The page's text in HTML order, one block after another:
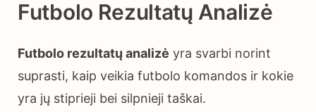
Futbolo Rezultatų Analizė
Futbolo rezultatų analizė yra svarbi norint
suprasti, kaip veikia futbolo komandos ir kokie
yra jų stiprieji bei silpnieji taškai.